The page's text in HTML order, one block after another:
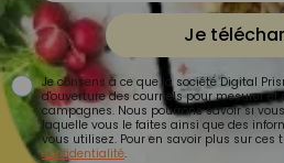
Je
Je consens à ce que la société Digital
d'ouverture des courriels pour mesurer
campagnes. Nous pourrons savoir si
laquelle vous le faites ainsi que des
vous utilisez. Pour en savoir plus sur ces
confidentialité.